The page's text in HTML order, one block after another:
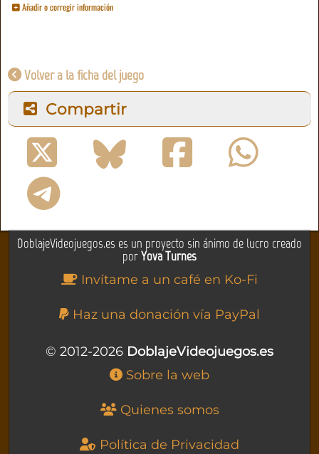
Añadir o corregir información
Volver a la ficha del juego
Compartir
DoblajeVideojuegos.es es un proyecto sin ánimo de lucro creado
porYova Turnes
Invítame a un café en Ko-Fi
Haz una donación vía PayPal
© 2012-2026 DoblajeVideojuegos.es
Sobre la web
Quienes somos
Política de Privacidad